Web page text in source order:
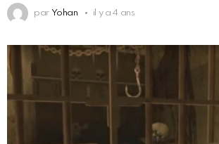
par Yohan il y a 4 ans